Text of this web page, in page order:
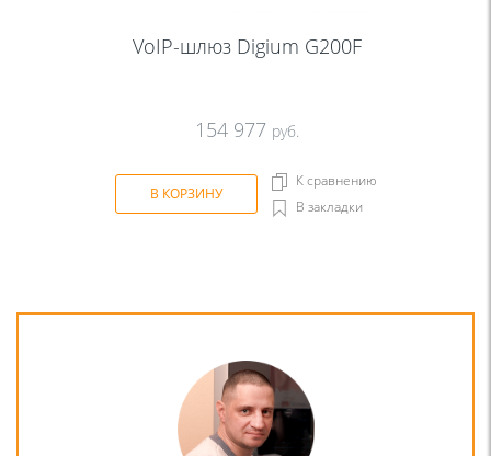
VoIP-шлюз Digium G200F
154 977 руб.
В КОРЗИНУ
К сравнению
В закладки